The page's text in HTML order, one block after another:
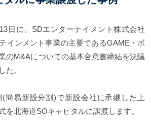
日に、SDエンターテイメント株式会社
インメント事業の主要であるGAME・ボ
のM&Aについての基本合意書締結を決議
た。
簡易新設分割)で新設会社に承継した上
を北海道SOキャピタルに譲渡します。